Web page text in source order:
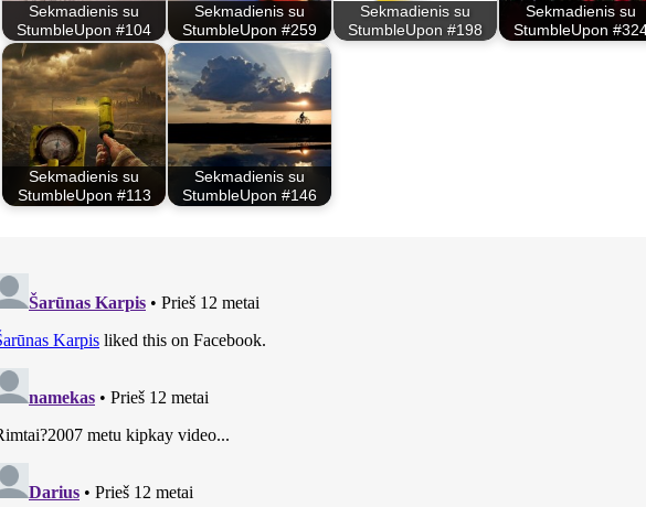
Sekmadienis su
StumbleUpon #104
Sekmadienis su
StumbleUpon #259
Sekmadienis su
StumbleUpon #198
Sekmadienis su
StumbleUpon
Sekmadienis su
StumbleUpon #113
Sekmadienis su
StumbleUpon #146